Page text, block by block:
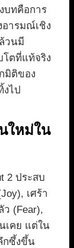
ทคือการ
ารมณ์เชิง
วนมี
ตที่แท้จริง
มิติของ
ไป
ใหม่ใน
2 ประสบ
เศร้า
ว (Fear),
เคย แต่ใน
กซึ้งขึ้น